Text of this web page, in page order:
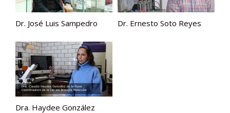
Dr. José Luis Sampedro Dr. Ernesto Soto Reyes
Dra. Haydee González